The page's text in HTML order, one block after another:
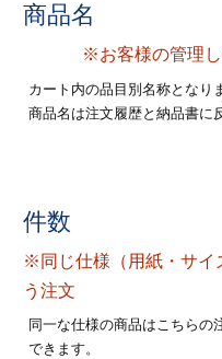
印刷
リーブ印刷
加工
ァイル印刷
印刷
リーブ
商品名
※お客様の管理し
カート内の品目別名称となり
商品名は注文履歴と納品書に
件数
※同じ仕様（用紙・サイ
う注文
同一な仕様の商品はこちらの
できます。